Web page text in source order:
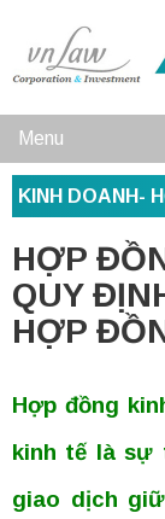
Menu
KINH DOANH-
HỢP
QUY
HỢP
Hợp đồng
kinh tế là sự
giao dịch